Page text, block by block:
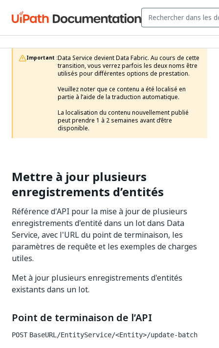
Important :Data Service devient Data Fabric. Au cours de cette
transition, vous verrez parfois les deux noms être
utilisés pour différentes options de prestation.
Veuillez noter que ce contenu a été localisé en
partie à l’aide de la traduction automatique.
La localisation du contenu nouvellement publié
peut prendre 1 à 2 semaines avant d’être
disponible.
Mettre à jour plusieurs
enregistrements d’entités
Référence d'API pour la mise à jour de plusieurs
enregistrements d'entité dans un lot dans Data
Service, avec l'URL du point de terminaison, les
paramètres de requête et les exemples de charges
utiles.
Met à jour plusieurs enregistrements d'entités
existants dans un lot.
Point de terminaison de l’API
POST BaseURL/EntityService/<Entity>/update-batch